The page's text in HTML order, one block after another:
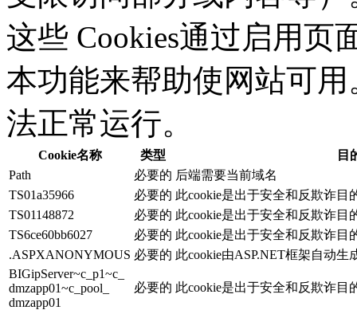
这些 Cookies通过启用页
本功能来帮助使网站可
法正常运行。
Cookie名称 类型
目
Path
必要的 后端需要当前域名
TS01a35966
必要的 此cookie是出于安全和反欺诈目
TS01148872
必要的 此cookie是出于安全和反欺诈目
TS6ce60bb6027
必要的 此cookie是出于安全和反欺诈目
.ASPXANONYMOUS 必要的 此cookie由ASP.NET框架自动
BIGipServer~c_p1~c_
dmzapp01~c_pool_
dmzapp01
必要的 此cookie是出于安全和反欺诈目